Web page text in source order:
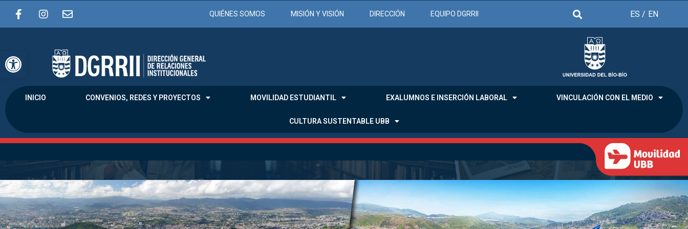
Abrir barra de herramientas
QUIÉNES SOMOS MISIÓN Y VISIÓN DIRECCIÓN EQUIPO DGRRII ES / EN
INICIO CONVENIOS, REDES Y PROYECTOS MOVILIDAD ESTUDIANTIL EXALUMNOS E INSERCIÓN LABORAL VINCULACIÓN CON EL MEDIO
CULTURA SUSTENTABLE UBB